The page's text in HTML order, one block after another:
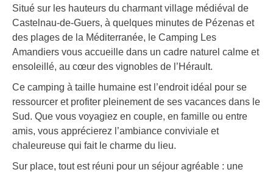
Situé sur les hauteurs du charmant village médiéval de
Castelnau-de-Guers, à quelques minutes de Pézenas et
des plages de la Méditerranée, le Camping Les
Amandiers vous accueille dans un cadre naturel calme et
ensoleillé, au cœur des vignobles de l’Hérault.
Ce camping à taille humaine est l’endroit idéal pour se
ressourcer et profiter pleinement de ses vacances dans le
Sud. Que vous voyagiez en couple, en famille ou entre
amis, vous apprécierez l’ambiance conviviale et
chaleureuse qui fait le charme du lieu.
Sur place, tout est réuni pour un séjour agréable : une